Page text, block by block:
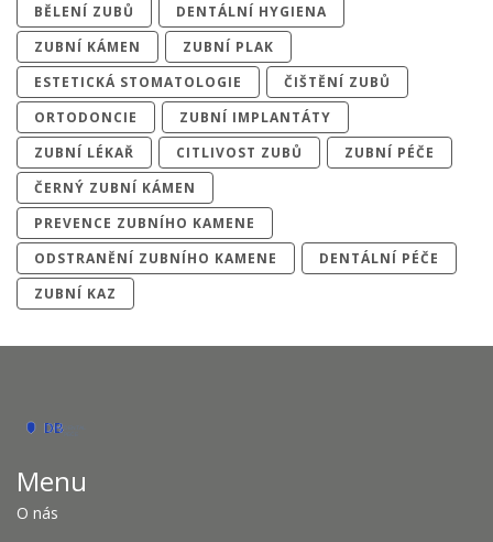
BĚLENÍ ZUBŮ
DENTÁLNÍ HYGIENA
ZUBNÍ KÁMEN
ZUBNÍ PLAK
ESTETICKÁ STOMATOLOGIE
ČIŠTĚNÍ ZUBŮ
ORTODONCIE
ZUBNÍ IMPLANTÁTY
ZUBNÍ LÉKAŘ
CITLIVOST ZUBŮ
ZUBNÍ PÉČE
ČERNÝ ZUBNÍ KÁMEN
PREVENCE ZUBNÍHO KAMENE
ODSTRANĚNÍ ZUBNÍHO KAMENE
DENTÁLNÍ PÉČE
ZUBNÍ KAZ
Menu
O nás